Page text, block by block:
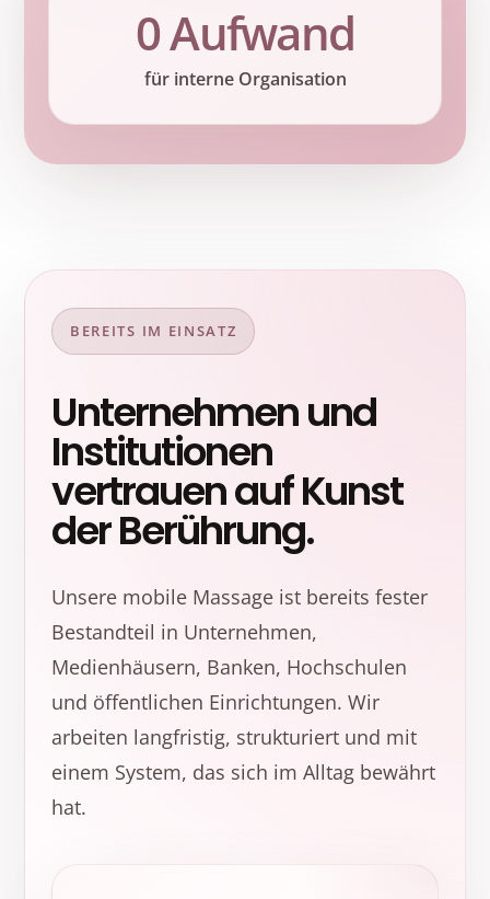
0 Aufwand
für interne Organisation
BEREITS IM EINSATZ
Unternehmen und
Institutionen
vertrauen auf Kunst
der Berührung.
Unsere mobile Massage ist bereits fester
Bestandteil in Unternehmen,
Medienhäusern, Banken, Hochschulen
und öffentlichen Einrichtungen. Wir
arbeiten langfristig, strukturiert und mit
einem System, das sich im Alltag bewährt
hat.